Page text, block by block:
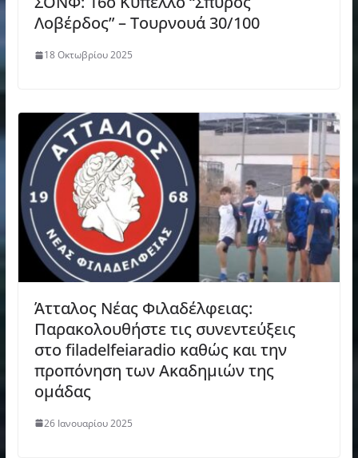
Λοβέρδος” – Τουρνουά 30/100
18 Οκτωβρίου 2025
Άτταλος Νέας Φιλαδέλφειας:
Παρακολουθήστε τις συνεντεύξεις
στο filadelfeiaradio καθώς και την
προπόνηση των Ακαδημιών της
ομάδας
26 Ιανουαρίου 2025